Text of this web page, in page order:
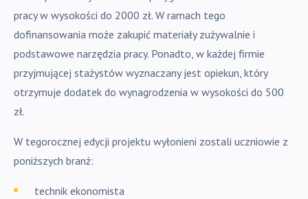
pracy w wysokości do 2000 zł. W ramach tego
dofinansowania może zakupić materiały zużywalnie i
podstawowe narzędzia pracy. Ponadto, w każdej firmie
przyjmującej stażystów wyznaczany jest opiekun, który
otrzymuje dodatek do wynagrodzenia w wysokości do 500
zł.
W tegorocznej edycji projektu wyłonieni zostali uczniowie z
poniższych branż:
technik ekonomista